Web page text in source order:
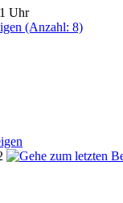
Uhr